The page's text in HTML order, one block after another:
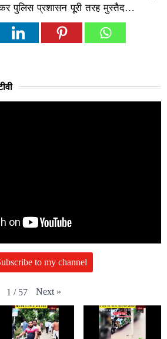
पुलिस प्रशासन पूरी तरह मुस्तैद…
to my channel
1 / 57 Next »